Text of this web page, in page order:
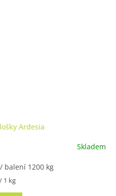
Ardesia
Skladem
/ balení 1200 kg
1 kg